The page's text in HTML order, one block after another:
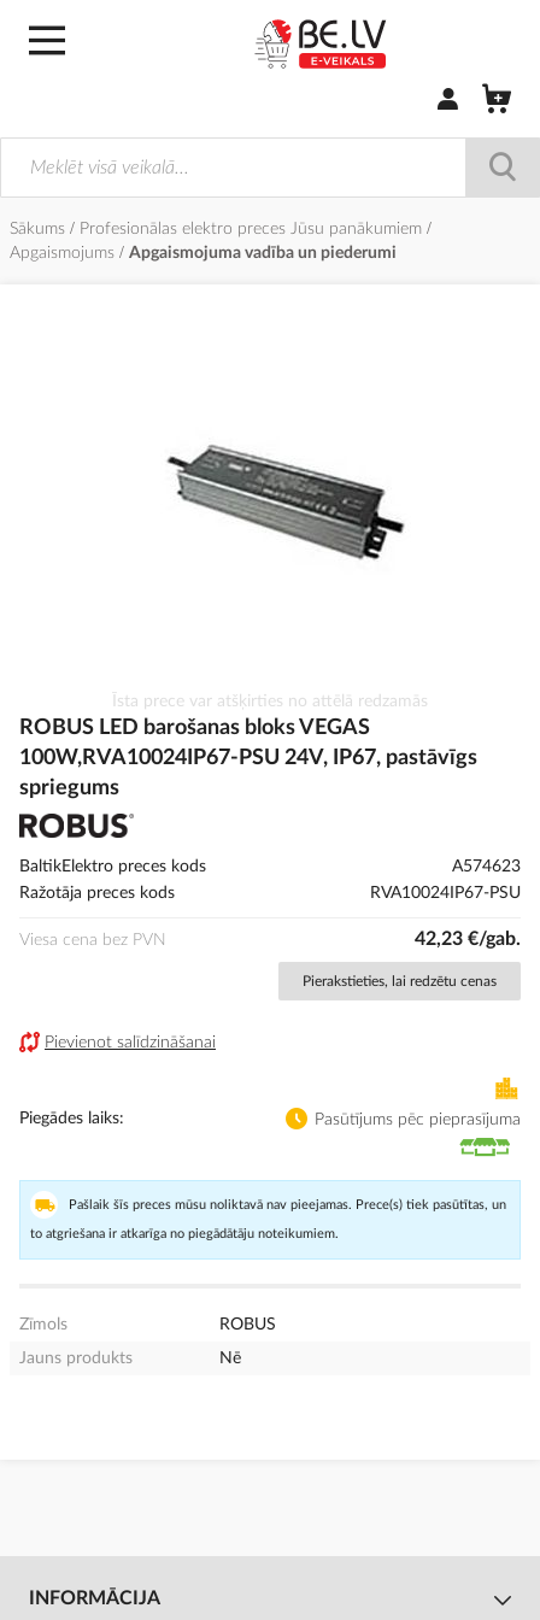
Pierakstīties/
Sākums
Profesionālas elektro preces Jūsu panākumiem
Apgaismojums
Apgaismojuma vadība un piederumi
uz
galerijas
Īsta prece var atšķirties no attēlā redzamās
ROBUS LED barošanas bloks VEGAS
100W,RVA10024IP67-PSU 24V, IP67, pastāvīgs
spriegums
BaltikElektro preces kods
A574623
Ražotāja preces kods
RVA10024IP67-PSU
Viesa cena bez PVN 42,23 €/gab.
Pierakstieties, lai redzētu cenas
Pievienot salīdzināšanai
Piegādes laiks Pasūtījums pēc pieprasījuma
Pašlaik šīs preces mūsu noliktavā nav pieejamas. Prece(s) tiek pasūtītas, un
to atgriešana ir atkarīga no piegādātāju noteikumiem.
Zīmols
ROBUS
Jauns produkts
Nē
INFORMĀCIJA